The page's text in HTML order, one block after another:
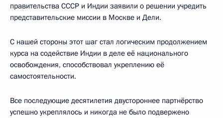
правительства СССР и Индии заявили о решении учредить
представительские миссии в Москве и Дели.
С нашей стороны этот шаг стал логическим продолжением
курса на содействие Индии в деле её национального
освобождения, способствовал укреплению её
самостоятельности.
Все последующие десятилетия двустороннее партнёрство
успешно укреплялось и никогда не было подвержено